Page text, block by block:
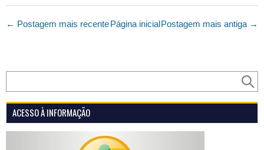
← Postagem mais recente Postagem mais antiga →
Página inicial
ACESSO À INFORMAÇÃO